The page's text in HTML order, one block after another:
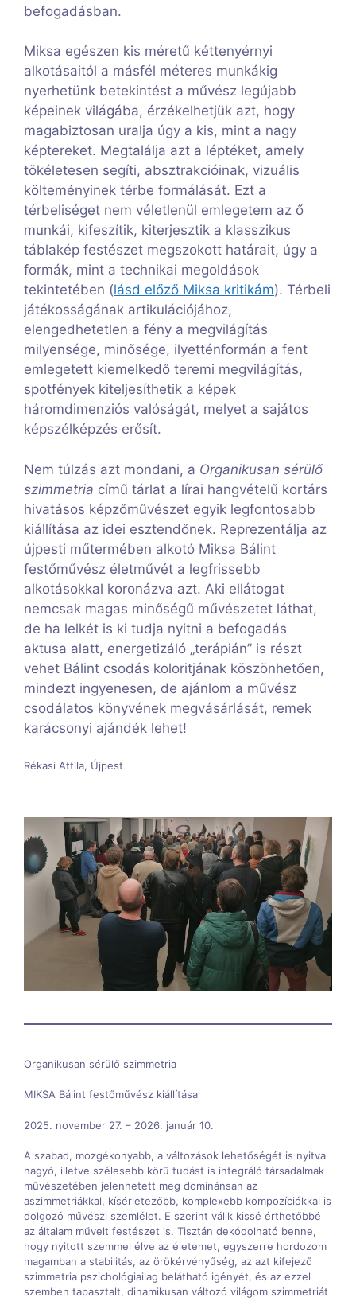
befogadásban.
Miksa egészen kis méretű kéttenyérnyi
alkotásaitól a másfél méteres munkákig
nyerhetünk betekintést a művész legújabb
képeinek világába, érzékelhetjük azt, hogy
magabiztosan uralja úgy a kis, mint a nagy
képtereket. Megtalálja azt a léptéket, amely
tökéletesen segíti, absztrakcióinak, vizuális
költeményinek térbe formálását. Ezt a
térbeliséget nem véletlenül emlegetem az ő
munkái, kifeszítik, kiterjesztik a klasszikus
táblakép festészet megszokott határait, úgy a
formák, mint a technikai megoldások
tekintetében (lásd előző Miksa kritikám). Térbeli
játékosságának artikulációjához,
elengedhetetlen a fény a megvilágítás
milyensége, minősége, ilyetténformán a fent
emlegetett kiemelkedő teremi megvilágítás,
spotfények kiteljesíthetik a képek
háromdimenziós valóságát, melyet a sajátos
képszélképzés erősít.
Nem túlzás azt mondani, a Organikusan sérülő
szimmetria című tárlat a lírai hangvételű kortárs
hivatásos képzőművészet egyik legfontosabb
kiállítása az idei esztendőnek. Reprezentálja az
újpesti műtermében alkotó Miksa Bálint
festőművész életművét a legfrissebb
alkotásokkal koronázva azt. Aki ellátogat
nemcsak magas minőségű művészetet láthat,
de ha lelkét is ki tudja nyitni a befogadás
aktusa alatt, energetizáló „terápián” is részt
vehet Bálint csodás koloritjának köszönhetően,
mindezt ingyenesen, de ajánlom a művész
csodálatos könyvének megvásárlását, remek
karácsonyi ajándék lehet!
Rékasi Attila, Újpest
Organikusan sérülő szimmetria
MIKSA Bálint festőművész kiállítása
2025. november 27. – 2026. január 10.
A szabad, mozgékonyabb, a változások lehetőségét is nyitva
hagyó, illetve szélesebb körű tudást is integráló társadalmak
művészetében jelenhetett meg dominánsan az
aszimmetriákkal, kísérletezőbb, komplexebb kompozíciókkal is
dolgozó művészi szemlélet. E szerint válik kissé érthetőbbé
az általam művelt festészet is. Tisztán dekódolható benne,
hogy nyitott szemmel élve az életemet, egyszerre hordozom
magamban a stabilitás, az örökérvényűség, az azt kifejező
szimmetria pszichológiailag belátható igényét, és az ezzel
szemben tapasztalt, dinamikusan változó világom szimmetriát